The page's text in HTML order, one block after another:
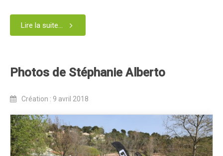
Partenaires 2022
Plans des spéciales 2022
Blog 2020
Dossier de Presse 2020
Edition 2019
Blog 2019
Lire la suite...
Photos de Stéphanie Alberto
Création : 9 avril 2018